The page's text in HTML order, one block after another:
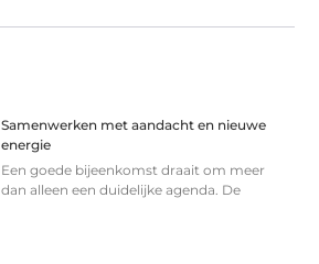
Samenwerken met aandacht en nieuwe
energie
Een goede bijeenkomst draait om meer
dan alleen een duidelijke agenda. De